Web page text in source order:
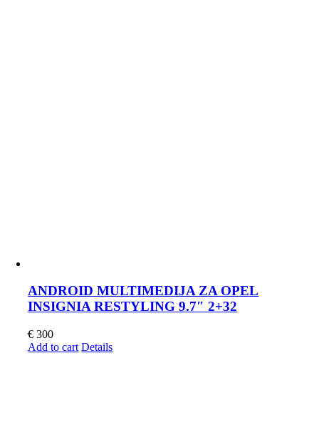
ANDROID MULTIMEDIJA ZA OPEL
INSIGNIA RESTYLING 9.7″ 2+32
€ 300
Add to cart Details